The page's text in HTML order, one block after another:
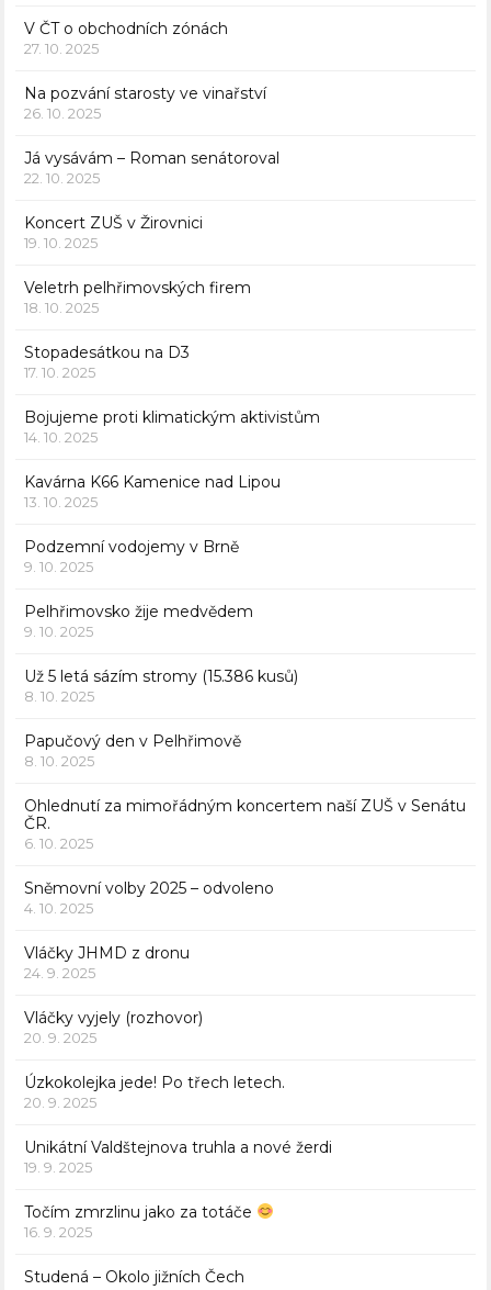
V ČT o obchodních zónách
27. 10. 2025
Na pozvání starosty ve vinařství
26. 10. 2025
Já vysávám – Roman senátoroval
22. 10. 2025
Koncert ZUŠ v Žirovnici
19. 10. 2025
Veletrh pelhřimovských firem
18. 10. 2025
Stopadesátkou na D3
17. 10. 2025
Bojujeme proti klimatickým aktivistům
14. 10. 2025
Kavárna K66 Kamenice nad Lipou
13. 10. 2025
Podzemní vodojemy v Brně
9. 10. 2025
Pelhřimovsko žije medvědem
9. 10. 2025
Už 5 letá sázím stromy (15.386 kusů)
8. 10. 2025
Papučový den v Pelhřimově
8. 10. 2025
Ohlednutí za mimořádným koncertem naší ZUŠ v Senátu
ČR.
6. 10. 2025
Sněmovní volby 2025 – odvoleno
4. 10. 2025
Vláčky JHMD z dronu
24. 9. 2025
Vláčky vyjely (rozhovor)
20. 9. 2025
Úzkokolejka jede! Po třech letech.
20. 9. 2025
Unikátní Valdštejnova truhla a nové žerdi
19. 9. 2025
Točím zmrzlinu jako za totáče
16. 9. 2025
Studená – Okolo jižních Čech